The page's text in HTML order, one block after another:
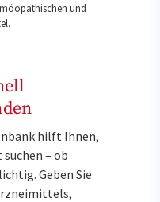
und
hilft Ihnen,
– ob
Geben Sie